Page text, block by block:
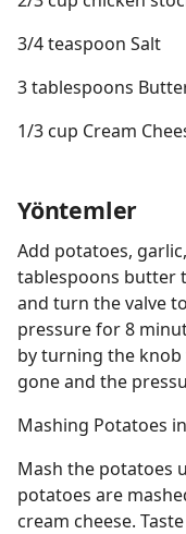
3/4 teaspoon Salt
3 tablespoons
1/3 cup Cream
Yöntemler
Add potatoes,
tablespoons butter
and turn the valve
pressure for 8
by turning the knob
gone and the
Mashing Potatoes
Mash the potatoes
potatoes are
cream cheese.